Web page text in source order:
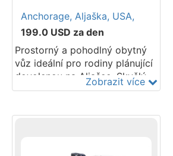
Anchorage, Aljaška, USA,
199.0 USD za den
Prostorný a pohodlný obytný
vůz ideální pro rodiny plánující
dovolenou na Aljašce. Skvělý
pro objevování poloostrova
pronájmem obytných vozů na
Zobrazit více